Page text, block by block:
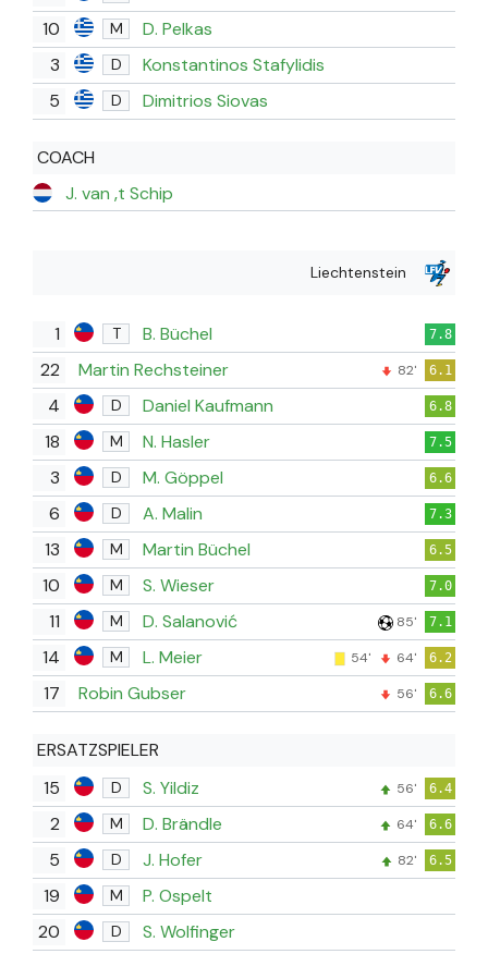
10
M
D. Pelkas
3
D
Konstantinos Stafylidis
5
D Dimitrios Siovas
COACH
J. van ‚t Schip
Liechtenstein
1 T B. Büchel 7.8
22 Martin Rechsteiner 82' 6.1
4 D Daniel Kaufmann 6.8
18 M N. Hasler 7.5
3 D M. Göppel 6.6
6 D A. Malin 7.3
13 M Martin Büchel 6.5
10 M S. Wieser 7.0
11 M D. Salanović 85' 7.1
14 M L. Meier 54' 64' 6.2
17 Robin Gubser 56' 6.6
ERSATZSPIELER
15
D S. Yildiz 56' 6.4
2 M D. Brändle 64' 6.6
5 D J. Hofer 82' 6.5
19 M
P. Ospelt
20
D
S. Wolfinger